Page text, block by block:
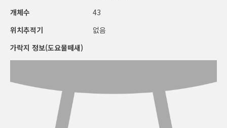
개체수
43
위치추적기
없음
가락지 정보(도요물떼새)